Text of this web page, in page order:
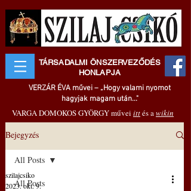
TÁRSADALMI ÖNSZERVEZŐDÉS
HONLAPJA
VERZÁR ÉVA művei – „Hogy valami nyomot
hagyjak magam után..."
VARGA DOMOKOS GYÖRGY művei ittés awikin
Bejegyzés
All Posts
All Posts
szilajcsiko
2023. okt. 9.